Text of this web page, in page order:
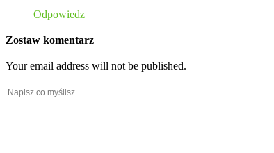
Odpowiedz
Zostaw komentarz
Your email address will not be published.